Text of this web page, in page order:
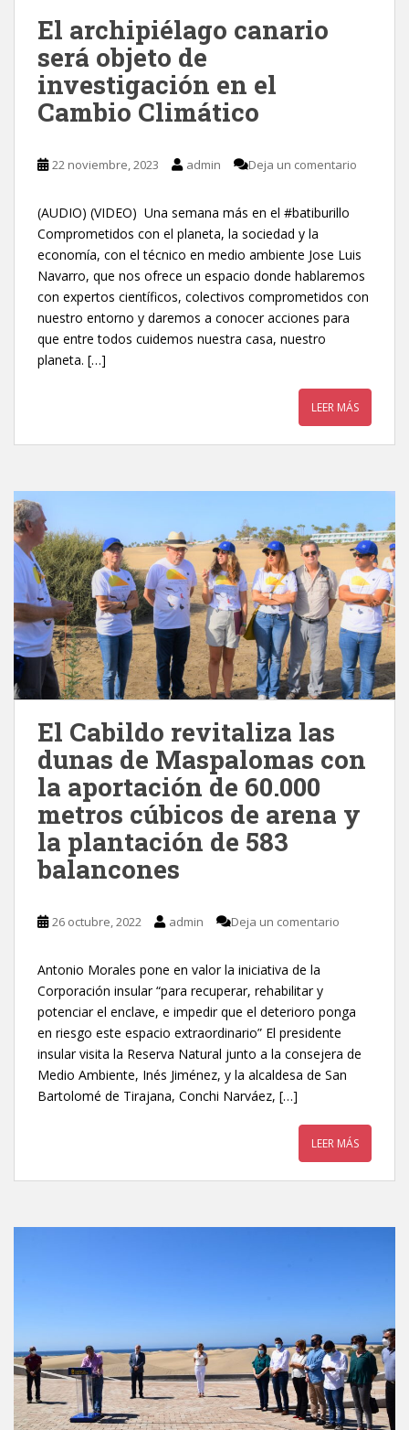
El archipiélago canario
será objeto de
investigación en el
Cambio Climático
22 noviembre, 2023 admin Deja un comentario
(AUDIO) (VIDEO) Una semana más en el #batiburillo
Comprometidos con el planeta, la sociedad y la
economía, con el técnico en medio ambiente Jose Luis
Navarro, que nos ofrece un espacio donde hablaremos
con expertos científicos, colectivos comprometidos con
nuestro entorno y daremos a conocer acciones para
que entre todos cuidemos nuestra casa, nuestro
planeta. […]
LEER MÁS
El Cabildo revitaliza las
dunas de Maspalomas con
la aportación de 60.000
metros cúbicos de arena y
la plantación de 583
balancones
26 octubre, 2022 admin Deja un comentario
Antonio Morales pone en valor la iniciativa de la
Corporación insular “para recuperar, rehabilitar y
potenciar el enclave, e impedir que el deterioro ponga
en riesgo este espacio extraordinario” El presidente
insular visita la Reserva Natural junto a la consejera de
Medio Ambiente, Inés Jiménez, y la alcaldesa de San
Bartolomé de Tirajana, Conchi Narváez, […]
LEER MÁS